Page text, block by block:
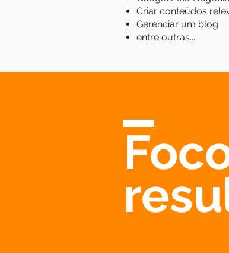
Criar conteúdos
Gerenciar um blog
entre outras...